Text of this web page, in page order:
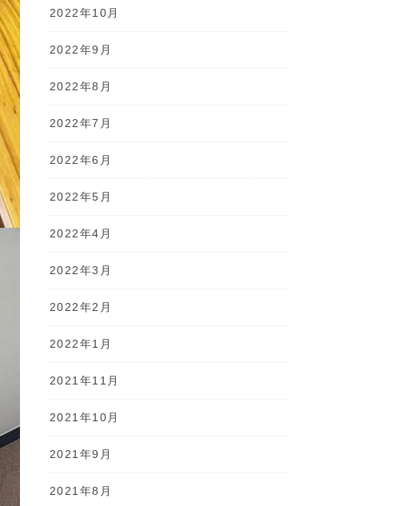
2022年10月
2022年9月
2022年8月
2022年7月
2022年6月
2022年5月
2022年4月
2022年3月
2022年2月
2022年1月
2021年11月
2021年10月
2021年9月
2021年8月